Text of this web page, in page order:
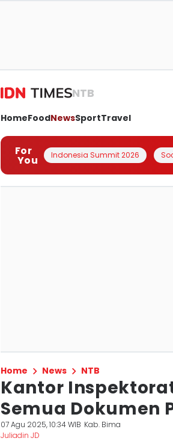
NTB
HomeFoodNewsSportTravel
For
You Indonesia Summit 2026
Home News NTB
Kantor
Semua Dokumen
07 Agu 2025, 10:34 WIB Kab. Bima
Juliadin JD